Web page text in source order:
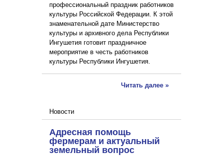
профессиональный праздник работников
культуры Российской Федерации. К этой
знаменательной дате Министерство
культуры и архивного дела Республики
Ингушетия готовит праздничное
мероприятие в честь работников
культуры Республики Ингушетия.
Читать далее »
Новости
Адресная помощь
фермерам и актуальный
земельный вопрос